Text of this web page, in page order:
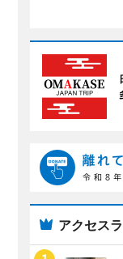
アクセス